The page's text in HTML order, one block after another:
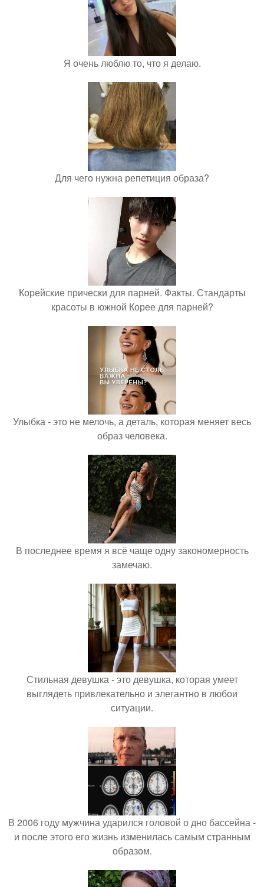
Я очень люблю то, что я делаю.
Для чего нужна репетиция образа?
Корейские прически для парней. Факты. Стандарты
красоты в южной Корее для парней?
Улыбка - это не мелочь, а деталь, которая меняет весь
образ человека.
В последнее время я всё чаще одну закономерность
замечаю.
Стильная девушка - это девушка, которая умеет
выглядеть привлекательно и элегантно в любои
ситуации.
В 2006 году мужчина ударился головой о дно бассейна -
и после этого его жизнь изменилась самым странным
образом.